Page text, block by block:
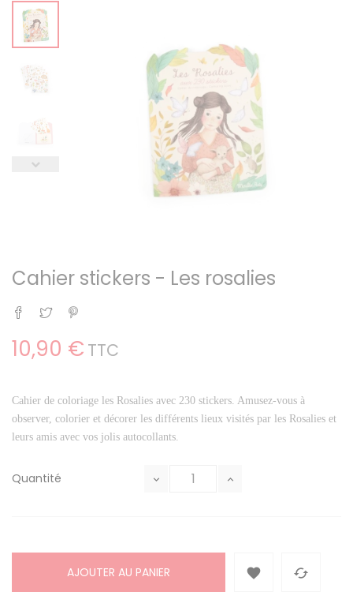
Cahier stickers - Les rosalies
Partager
Tweet
10,90 € TTC
Cahier de coloriage les Rosalies avec 230 stickers. Amusez-vous à
observer, colorier et décorer les différents lieux visités par les Rosalies et
leurs amis avec vos jolis autocollants.
Quantité
AJOUTER AU PANIER  